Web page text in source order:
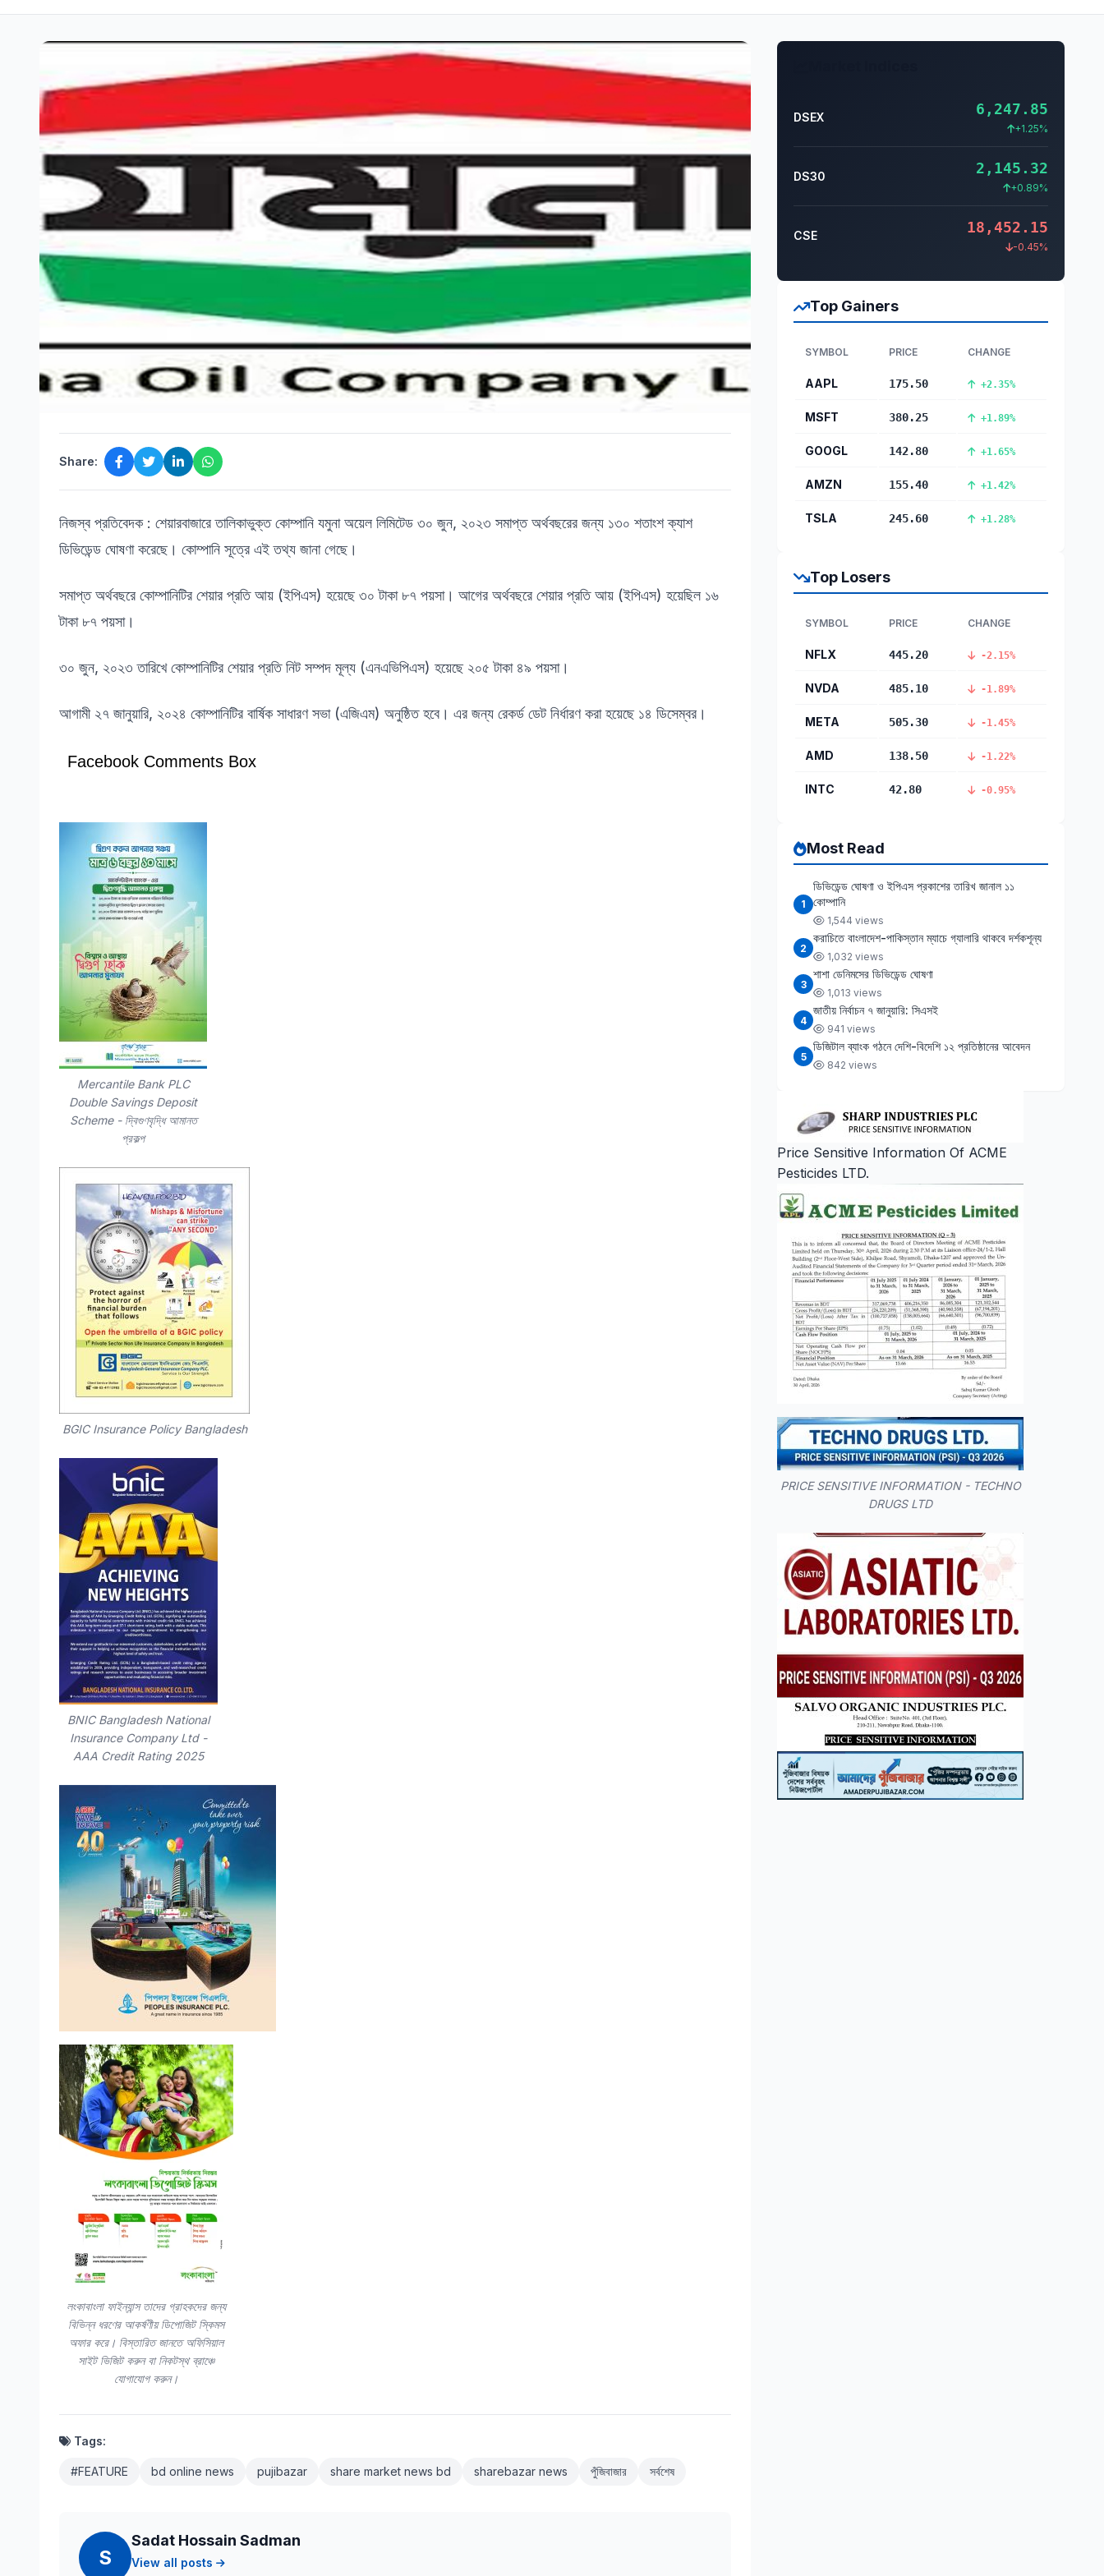
Share:
নিজস্ব প্রতিবেদক : শেয়ারবাজারে তালিকাভুক্ত কোম্পানি যমুনা অয়েল লিমিটেড ৩০ জুন, ২০২৩ সমাপ্ত অর্থবছরের জন্য ১৩০ শতাংশ ক্যাশ
ডিভিডেন্ড ঘোষণা করেছে। কোম্পানি সূত্রে এই তথ্য জানা গেছে।
সমাপ্ত অর্থবছরে কোম্পানিটির শেয়ার প্রতি আয় (ইপিএস) হয়েছে ৩০ টাকা ৮৭ পয়সা। আগের অর্থবছরে শেয়ার প্রতি আয় (ইপিএস) হয়েছিল ১৬
টাকা ৮৭ পয়সা।
৩০ জুন, ২০২৩ তারিখে কোম্পানিটির শেয়ার প্রতি নিট সম্পদ মূল্য (এনএভিপিএস) হয়েছে ২০৫ টাকা ৪৯ পয়সা।
আগামী ২৭ জানুয়ারি, ২০২৪ কোম্পানিটির বার্ষিক সাধারণ সভা (এজিএম) অনুষ্ঠিত হবে। এর জন্য রেকর্ড ডেট নির্ধারণ করা হয়েছে ১৪ ডিসেম্বর।
Facebook Comments Box
Mercantile Bank PLC
Double Savings Deposit
Scheme - দ্বিগুণবৃদ্ধি আমানত
প্রকল্প
BGIC Insurance Policy Bangladesh
BNIC Bangladesh National
Insurance Company Ltd -
AAA Credit Rating 2025
লংকাবাংলা ফাইন্যান্স তাদের গ্রাহকদের জন্য
বিভিন্ন ধরণের আকর্ষণীয় ডিপোজিট স্কিমস
অফার করে। বিস্তারিত জানতে অফিসিয়াল
সাইট ভিজিট করুন বা নিকটস্থ ব্রাঞ্চে
যোগাযোগ করুন।
Tags:
#FEATURE bd online news pujibazar share market news bd sharebazar news পুঁজিবাজার সর্বশেষ
S
Sadat Hossain Sadman
View all posts
DSEX 6,247.85
+1.25%
DS30 2,145.32
+0.89%
CSE 18,452.15
-0.45%
Top Gainers
SYMBOL PRICE CHANGE
AAPL 175.50 +2.35%
MSFT 380.25 +1.89%
GOOGL 142.80 +1.65%
AMZN 155.40 +1.42%
TSLA 245.60 +1.28%
Top Losers
SYMBOL PRICE CHANGE
NFLX 445.20 -2.15%
NVDA 485.10 -1.89%
META 505.30 -1.45%
AMD 138.50 -1.22%
INTC 42.80 -0.95%
Most Read
1
ডিভিডেন্ড ঘোষণা ও ইপিএস প্রকাশের তারিখ জানাল ১১
কোম্পানি
1,544 views
2
করাচিতে বাংলাদেশ-পাকিস্তান ম্যাচে গ্যালারি থাকবে দর্শকশূন্য
1,032 views
3
শাশা ডেনিমসের ডিভিডেন্ড ঘোষণা
1,013 views
4
জাতীয় নির্বাচন ৭ জানুয়ারি: সিএসই
941 views
5
ডিজিটাল ব্যাংক গঠনে দেশি-বিদেশি ১২ প্রতিষ্ঠানের আবেদন
842 views
Price Sensitive Information Of ACME
Pesticides LTD.
PRICE SENSITIVE INFORMATION - TECHNO
DRUGS LTD